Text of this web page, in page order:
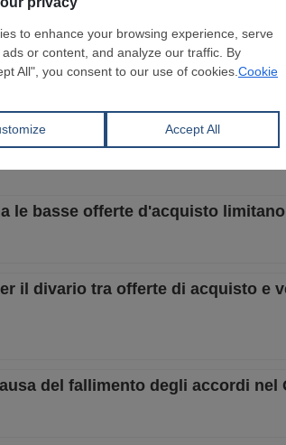
focalizzandomi sul settore siderurgico indiano, in
del valore, alla creazione e
governativo e alle notizie di settore.
le basse offerte d'acquisto
il divario tra offerte di acquisto e
del fallimento degli accordi nel